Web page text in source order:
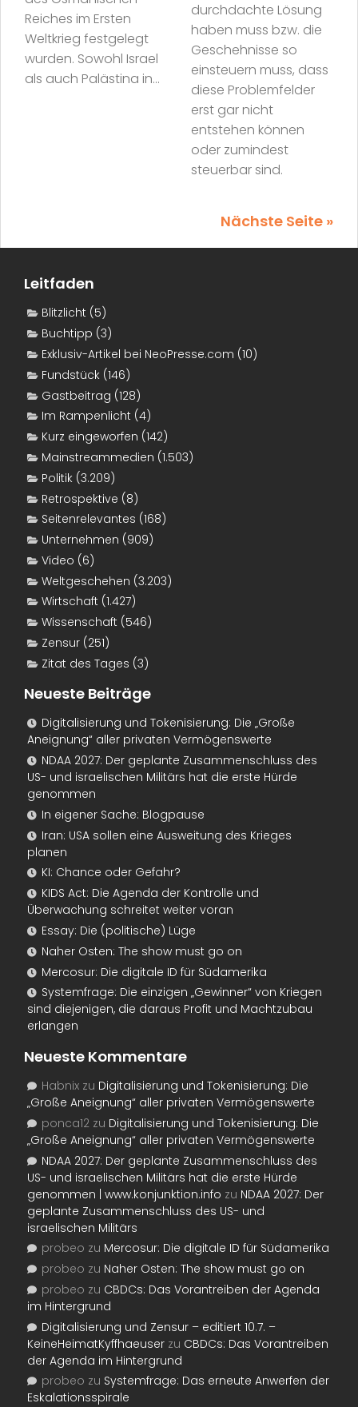
Reiches im Ersten
Weltkrieg festgelegt
wurden. Sowohl Israel
als auch Palästina in...
durchdachte Lösung
haben muss bzw. die
Geschehnisse so
einsteuern muss, dass
diese Problemfelder
erst gar nicht
entstehen können
oder zumindest
steuerbar sind.
Nächste Seite »
Leitfaden
Blitzlicht (5)
Buchtipp (3)
Exklusiv-Artikel bei NeoPresse.com (10)
Fundstück (146)
Gastbeitrag (128)
Im Rampenlicht (4)
Kurz eingeworfen (142)
Mainstreammedien (1.503)
Politik (3.209)
Retrospektive (8)
Seitenrelevantes (168)
Unternehmen (909)
Video (6)
Weltgeschehen (3.203)
Wirtschaft (1.427)
Wissenschaft (546)
Zensur (251)
Zitat des Tages (3)
Neueste Beiträge
Digitalisierung und Tokenisierung: Die „Große
Aneignung“ aller privaten Vermögenswerte
NDAA 2027: Der geplante Zusammenschluss des
US- und israelischen Militärs hat die erste Hürde
genommen
In eigener Sache: Blogpause
Iran: USA sollen eine Ausweitung des Krieges
planen
KI: Chance oder Gefahr?
KIDS Act: Die Agenda der Kontrolle und
Überwachung schreitet weiter voran
Essay: Die (politische) Lüge
Naher Osten: The show must go on
Mercosur: Die digitale ID für Südamerika
Systemfrage: Die einzigen „Gewinner“ von Kriegen
sind diejenigen, die daraus Profit und Machtzubau
erlangen
Neueste Kommentare
Habnix zu Digitalisierung und Tokenisierung: Die
„Große Aneignung“ aller privaten Vermögenswerte
ponca12 zu Digitalisierung und Tokenisierung: Die
„Große Aneignung“ aller privaten Vermögenswerte
NDAA 2027: Der geplante Zusammenschluss des
US- und israelischen Militärs hat die erste Hürde
genommen | www.konjunktion.info zu NDAA 2027: Der
geplante Zusammenschluss des US- und
israelischen Militärs
probeo zu Mercosur: Die digitale ID für Südamerika
probeo zu Naher Osten: The show must go on
probeo zu CBDCs: Das Vorantreiben der Agenda
im Hintergrund
Digitalisierung und Zensur – editiert 10.7. –
KeineHeimatKyffhaeuser zu CBDCs: Das Vorantreiben
der Agenda im Hintergrund
probeo zu Systemfrage: Das erneute Anwerfen der
Eskalationsspirale